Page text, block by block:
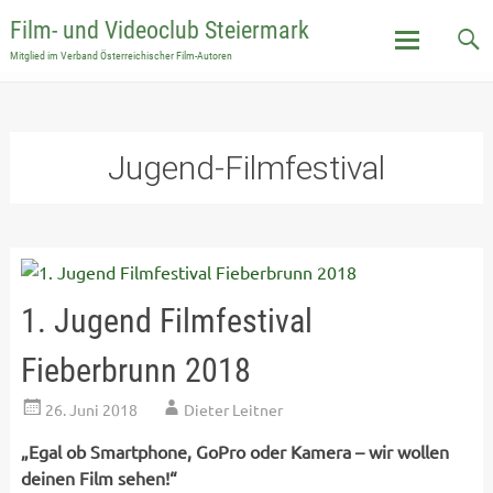
Film- und Videoclub Steiermark
Mitglied im Verband Österreichischer Film-Autoren
Jugend-Filmfestival
1. Jugend Filmfestival
Fieberbrunn 2018
26. Juni 2018 Dieter Leitner
„Egal ob Smartphone, GoPro oder Kamera – wir wollen
deinen Film sehen!“